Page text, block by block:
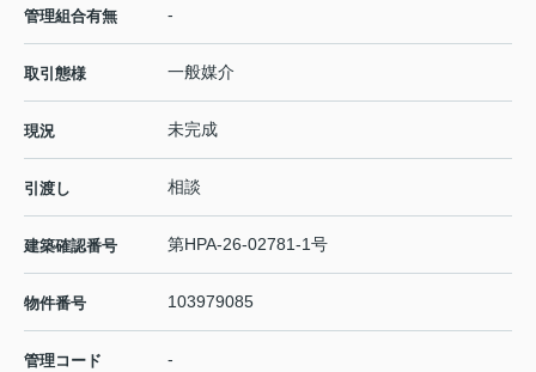
管理組合有無 -
取引態様 一般媒介
現況 未完成
引渡し 相談
建築確認番号 第HPA-26-02781-1号
物件番号 103979085
管理コード -